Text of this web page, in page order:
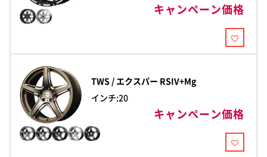
キャンペーン価格
TWS / エクスパー RSIV+Mg
インチ:20
キャンペーン価格